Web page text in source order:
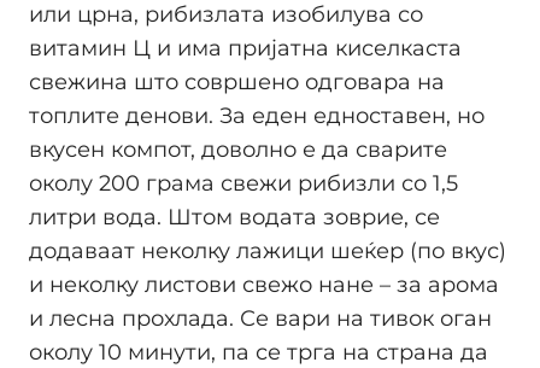
или црна, рибизлата изобилува со
витамин Ц и има пријатна киселкаста
свежина што совршено одговара на
топлите денови. За еден едноставен, но
вкусен компот, доволно е да сварите
околу 200 грама свежи рибизли со 1,5
литри вода. Штом водата зоврие, се
додаваат неколку лажици шеќер (по вкус)
и неколку листови свежо нане – за арома
и лесна прохлада. Се вари на тивок оган
околу 10 минути, па се трга на страна да